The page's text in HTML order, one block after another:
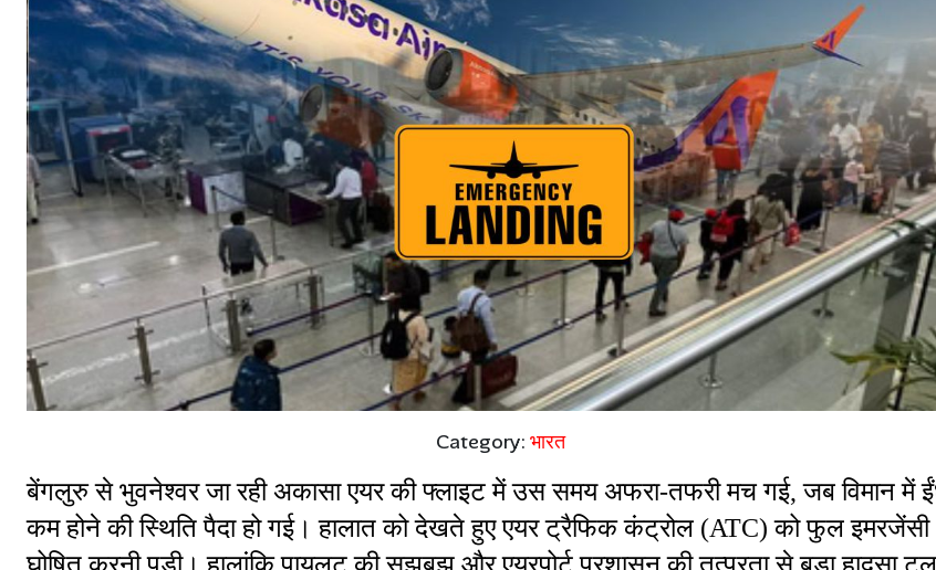
Category: भारत
बेंगलुरु से भुवनेश्वर जा रही अकासा एयर की फ्लाइट में उस समय अफरा-तफरी मच गई, जब विमान में
कम होने की स्थिति पैदा हो गई। हालात को देखते हुए एयर ट्रैफिक कंट्रोल (ATC) को फुल इमरजेंसी
घोषित करनी पड़ी। हालांकि पायलट की सूझबूझ और एयरपोर्ट प्रशासन की तत्परता से बड़ा हादसा टल